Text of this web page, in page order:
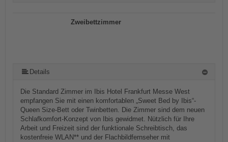
Zweibettzimmer
Details
Die Standard Zimmer im Ibis Hotel Frankfurt Messe West
empfangen Sie mit einen komfortablen „Sweet Bed by Ibis“-
Queen Size-Bett oder Twinbetten. Die Zimmer sind dem neuen
Schlafkomfort-Konzept von Ibis gewidmet. Nützlich für Ihre
Arbeit und Freizeit sind der funktionale Schreibtisch, das
kostenfreie WLAN** und der Flachbildfernseher mit